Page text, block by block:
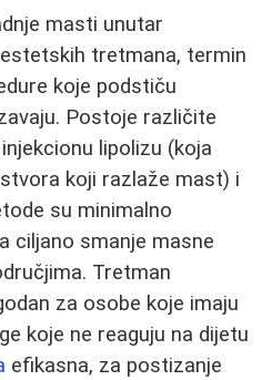
masti unutar
tretmana, termin
koje podstiču
Postoje različite
lipolizu (koja
koji razlaže mast) i
su minimalno
ciljano smanje masne
Tretman
za osobe koje imaju
koje ne reaguju na dijetu
efikasna, za postizanje